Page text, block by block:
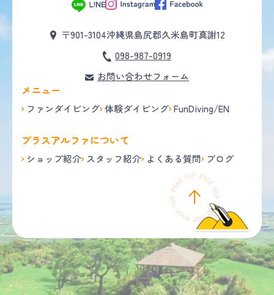
〒901-3104沖縄県島尻郡久米島町真謝12
098-987-0919
お問い合わせフォーム
メニュー
ファンダイビング 体験ダイビング FunDiving/EN
プラスアルファについて
ショップ紹介 スタッフ紹介 よくある質問 ブログ